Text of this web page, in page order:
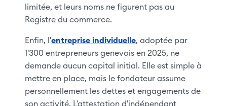
limitée, et leurs noms ne figurent pas au
Registre du commerce.
Enfin, l'entreprise individuelle, adoptée par
1'300 entrepreneurs genevois en 2025, ne
demande aucun capital initial. Elle est simple à
mettre en place, mais le fondateur assume
personnellement les dettes et engagements de
son activité. L'attestation d'indépendant